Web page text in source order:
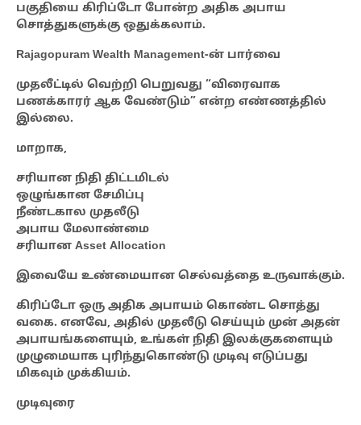
பகுதியை கிரிப்டோ போன்ற அதிக அபாய
சொத்துகளுக்கு ஒதுக்கலாம்.
Rajagopuram Wealth Management-ன் பார்வை
முதலீட்டில் வெற்றி பெறுவது “விரைவாக
பணக்காரர் ஆக வேண்டும்” என்ற எண்ணத்தில்
இல்லை.
மாறாக,
சரியான நிதி திட்டமிடல்
ஒழுங்கான சேமிப்பு
நீண்டகால முதலீடு
அபாய மேலாண்மை
சரியான Asset Allocation
இவையே உண்மையான செல்வத்தை உருவாக்கும்.
கிரிப்டோ ஒரு அதிக அபாயம் கொண்ட சொத்து
வகை. எனவே, அதில் முதலீடு செய்யும் முன் அதன்
அபாயங்களையும், உங்கள் நிதி இலக்குகளையும்
முழுமையாக புரிந்துகொண்டு முடிவு எடுப்பது
மிகவும் முக்கியம்.
முடிவுரை